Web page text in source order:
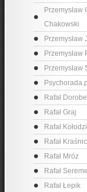
Przemysław
Chakowski
Przemysław
Przemysław
Przemysław
Psychorada.pl
Rafał
Rafał Graj
Rafał
Rafał
Rafał Mróz
Rafał
Rafał Łepik